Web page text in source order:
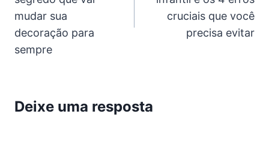
mudar sua
decoração para
sempre
cruciais que você
precisa evitar
Deixe uma resposta